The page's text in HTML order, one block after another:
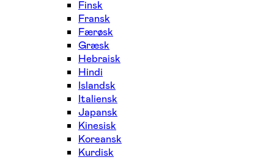
Finsk
Fransk
Færøsk
Græsk
Hebraisk
Hindi
Islandsk
Italiensk
Japansk
Kinesisk
Koreansk
Kurdisk